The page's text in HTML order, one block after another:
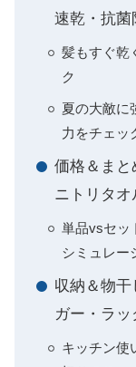
速乾・抗菌
髪もすぐ乾
ク
夏の大敵に
力をチェッ
価格＆まと
ニトリタオ
単品vsセッ
シミュレー
収納＆物
ガー・ラ
キッチン使